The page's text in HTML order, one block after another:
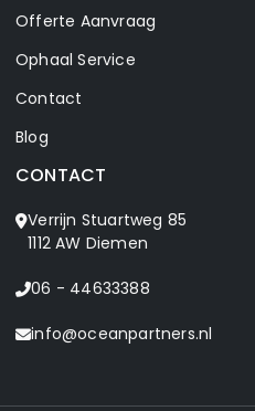
Offerte Aanvraag
Ophaal Service
Contact
Blog
CONTACT
Verrijn Stuartweg 85
1112 AW Diemen
06 - 44633388
info@oceanpartners.nl